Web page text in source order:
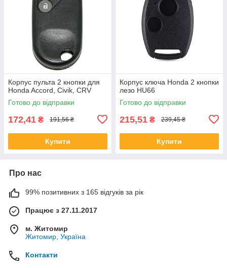
Корпус пульта 2 кнопки для
Honda Accord, Civik, CRV
Готово до відправки
172,41 ₴ 191,56 ₴
Купити
Корпус ключа Honda 2 кнопки
лезо HU66
Готово до відправки
215,51 ₴ 239,45 ₴
Купити
Про нас
99% позитивних з 165 відгуків за рік
Працює з 27.11.2017
м. Житомир
Житомир, Україна
Контакти